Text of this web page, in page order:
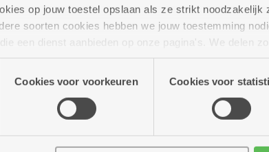
op jouw toestel opslaan als ze strikt noodzakelijk
soorten cookies hebben we jouw toestemming
een dienst aanbieden op onze pagina's. We delen
onze site voor social media, advertenties en analyse.
die je aan hen verstrekte.
Cookies voor voorkeuren Cookies voor